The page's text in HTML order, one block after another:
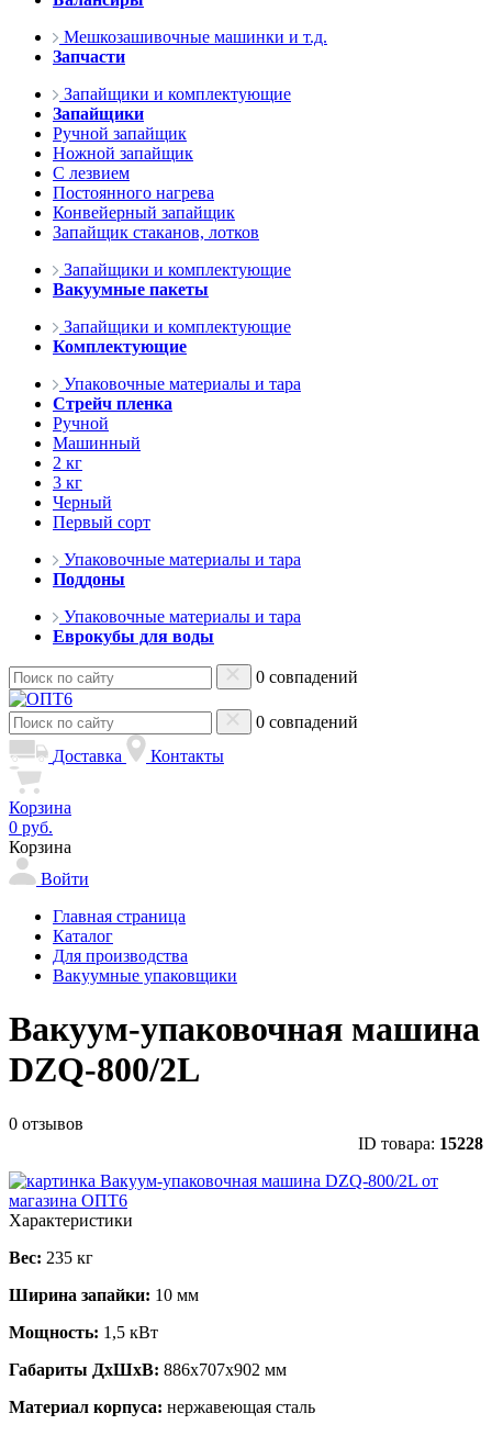
Мешкозашивочные машинки и т.д.
Запчасти
Запайщики и комплектующие
Запайщики
Ручной запайщик
Ножной запайщик
С лезвием
Постоянного нагрева
Конвейерный запайщик
Запайщик стаканов, лотков
Запайщики и комплектующие
Вакуумные пакеты
Запайщики и комплектующие
Комплектующие
Упаковочные материалы и тара
Стрейч пленка
Ручной
Машинный
2 кг
3 кг
Черный
Первый сорт
Упаковочные материалы и тара
Поддоны
Упаковочные материалы и тара
Еврокубы для воды
0 совпадений
0 совпадений
Доставка
Контакты
Корзина
0 руб.
Корзина
Войти
Главная страница
Каталог
Для производства
Вакуумные упаковщики
Вакуум-упаковочная машина
DZQ-800/2L
0 отзывов
ID товара: 15228
Характеристики
Вес: 235 кг
Ширина запайки: 10 мм
Мощность: 1,5 кВт
Габариты ДхШхВ: 886х707х902 мм
Материал корпуса: нержавеющая сталь